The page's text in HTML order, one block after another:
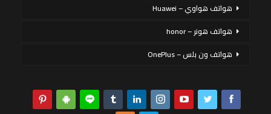
هواتف هواوي – Huawei
هواتف هونر – honor
هواتف ون بلس – OnePlus